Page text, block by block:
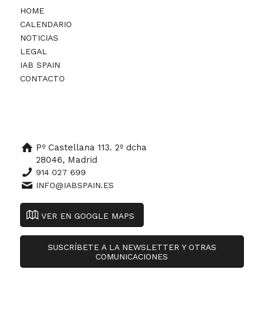
HOME
CALENDARIO
NOTICIAS
LEGAL
IAB SPAIN
CONTACTO
Pº Castellana 113. 2º dcha
28046, Madrid
914 027 699
INFO@IABSPAIN.ES
VER EN GOOGLE MAPS
SUSCRÍBETE A LA NEWSLETTER Y OTRAS
COMUNICACIONES